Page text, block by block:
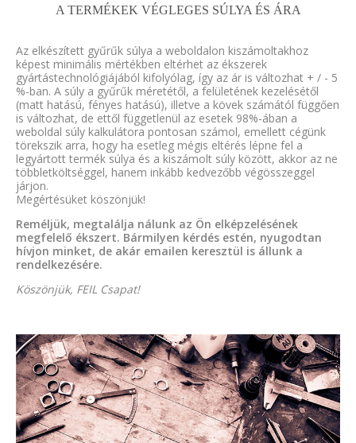
A TERMÉKEK VÉGLEGES SÚLYA ÉS ÁRA
Az elkészített gyűrűk súlya a weboldalon kiszámoltakhoz
képest minimális mértékben eltérhet az ékszerek
gyártástechnológiájából kifolyólag, így az ár is változhat + / - 5
%-ban. A súly a gyűrűk méretétől, a felületének kezelésétől
(matt hatású, fényes hatású), illetve a kövek számától függően
is változhat, de ettől függetlenül az esetek 98%-ában a
weboldal súly kalkulátora pontosan számol, emellett cégünk
törekszik arra, hogy ha esetleg mégis eltérés lépne fel a
legyártott termék súlya és a kiszámolt súly között, akkor az ne
többletköltséggel, hanem inkább kedvezőbb végösszeggel
járjon.
Megértésüket köszönjük!
Reméljük, megtalálja nálunk az Ön elképzelésének
megfelelő ékszert. Bármilyen kérdés estén, nyugodtan
hívjon minket, de akár emailen keresztül is állunk a
rendelkezésére.
Köszönjük, FEIL Csapat!